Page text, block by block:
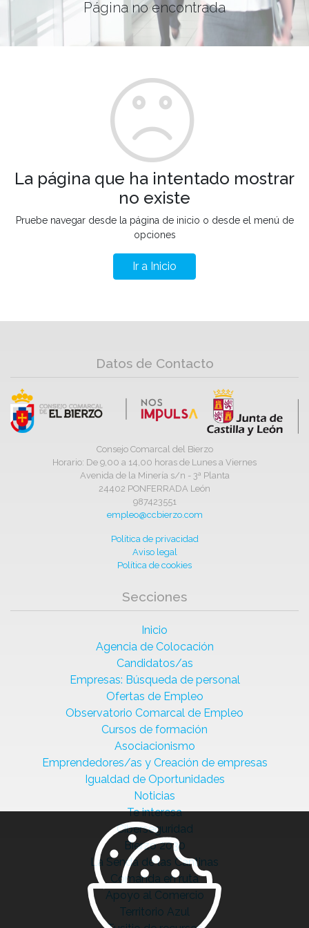
Página no encontrada
La página que ha intentado mostrar
no existe
Pruebe navegar desde la página de inicio o desde el menú de
opciones
Ir a Inicio
Datos de Contacto
Consejo Comarcal del Bierzo
Horario: De 9,00 a 14,00 horas de Lunes a Viernes
Avenida de la Minería s/n - 3ª Planta
24402 PONFERRADA León
987423551
empleo@ccbierzo.com
Política de privacidad
Aviso legal
Política de cookies
Secciones
Inicio
Agencia de Colocación
Candidatos/as
Empresas: Búsqueda de personal
Ofertas de Empleo
Observatorio Comarcal de Empleo
Cursos de formación
Asociacionismo
Emprendedores/as y Creación de empresas
Igualdad de Oportunidades
Noticias
Te interesa
Ciberseguridad
Bierzo 2030
La Senda de las Cantinas
Comanda en ruta
Apoyo al Comercio
Territorio Azul